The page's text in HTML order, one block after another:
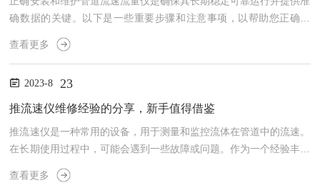
确数据的关键。以下是一些重要步骤和注意事项，以帮助您正确操
作。首先，在安装过程中，选择合适的安装位置至关重要。应该避免
将流量仪安装在有较大振动或冲击的地方，同时还需要考虑到易于访
并且管道本身必须处于水平状态。其次，在连接过程中，需要使用合
适的密封材料来确保连接点全部密封，以防止泄漏。不同型号和规格
明...
查看更多
2023-8 23
推流速仪维修经验的分享，新手值得借鉴
推流速仪是一种常用的设备，用于测量和监控流体在管道中的流速。
在长期使用过程中，可能会遇到一些故障或问题。作为一个经验丰富
的维修人员，我愿意分享一些推流速仪维修的经验，希望能够对新手
有所帮助。1.了解仪器的基本原理和结构：在进行维修之前，首先要
查看更多